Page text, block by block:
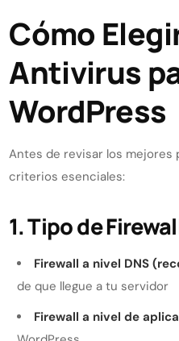
Cómo
Antivirus
WordPress
Antes de revisar los mejores
criterios esenciales:
1. Tipo de
Firewall a nivel DNS
de que llegue a tu servidor
Firewall a nivel de